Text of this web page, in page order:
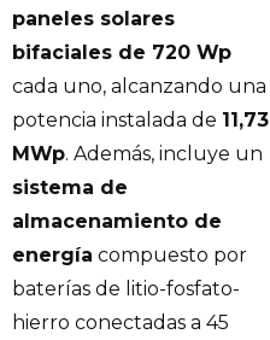
paneles solares
bifaciales de 720 Wp
cada uno, alcanzando una
potencia instalada de 11,73
MWp. Además, incluye un
sistema de
almacenamiento de
energía compuesto por
baterías de litio-fosfato-
hierro conectadas a 45